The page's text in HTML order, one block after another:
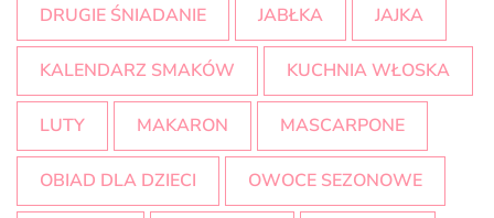
DRUGIE ŚNIADANIE JABŁKA JAJKA
KALENDARZ SMAKÓW KUCHNIA WŁOSKA
LUTY MAKARON MASCARPONE
OBIAD DLA DZIECI OWOCE SEZONOWE